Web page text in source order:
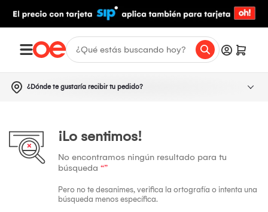
¿Dónde te gustaría recibir tu pedido?
¡Lo sentimos!
No encontramos ningún resultado para tu
búsqueda “”
Pero no te desanimes, verifica la ortografía o intenta una
búsqueda menos específica.